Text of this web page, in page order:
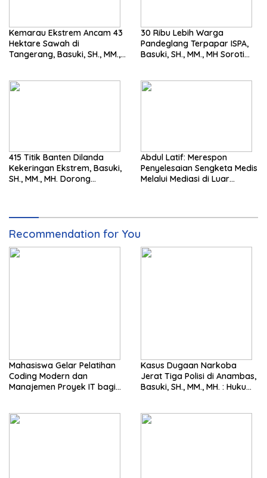
Kemarau Ekstrem Ancam 43
Hektare Sawah di
Tangerang, Basuki, SH., MM.,
30 Ribu Lebih Warga
Pandeglang Terpapar ISPA,
Basuki, SH., MM., MH Soroti
415 Titik Banten Dilanda
Kekeringan Ekstrem, Basuki,
SH., MM., MH. Dorong
Abdul Latif: Merespon
Penyelesaian Sengketa Medis
Melalui Mediasi di Luar
Recommendation for You
Mahasiswa Gelar Pelatihan
Coding Modern dan
Manajemen Proyek IT bagi
Kasus Dugaan Narkoba
Jerat Tiga Polisi di Anambas,
Basuki, SH., MM., MH. : Hukum